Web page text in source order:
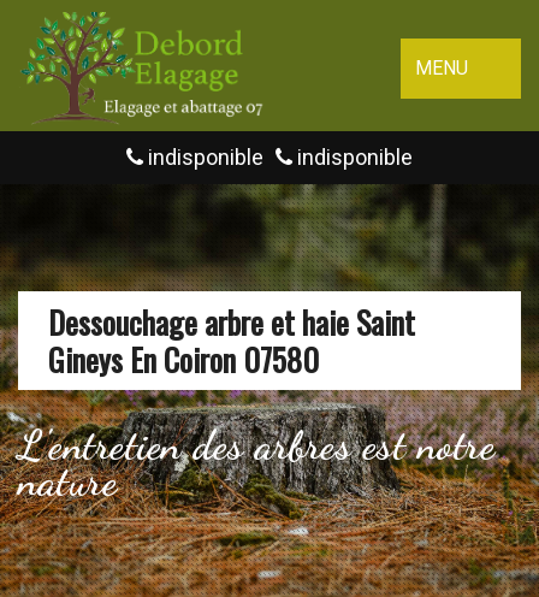
MENU
indisponible indisponible
Dessouchage arbre et haie Saint
Gineys En Coiron 07580
L'entretien des arbres est notre
nature